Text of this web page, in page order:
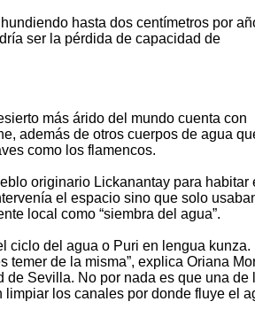
hasta dos centímetros por
ser la pérdida de capacidad de
más árido del mundo cuenta con
además de otros cuerpos de agua
como los flamencos.
originario Lickanantay para habitar
el espacio sino que solo
local como “siembra del agua”.
ciclo del agua o Puri en lengua kunza.
temer de la misma”, explica Oriana
Sevilla. No por nada es que una de
los canales por donde fluye el